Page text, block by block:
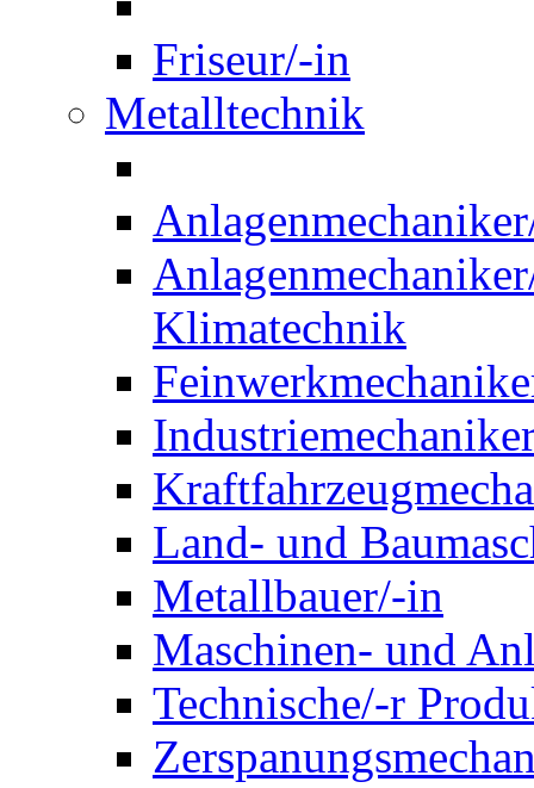
Friseur/-in
Metalltechnik
Klimatechnik
Land- und
Metallbauer/-in
Maschinen- und
Technische/-r